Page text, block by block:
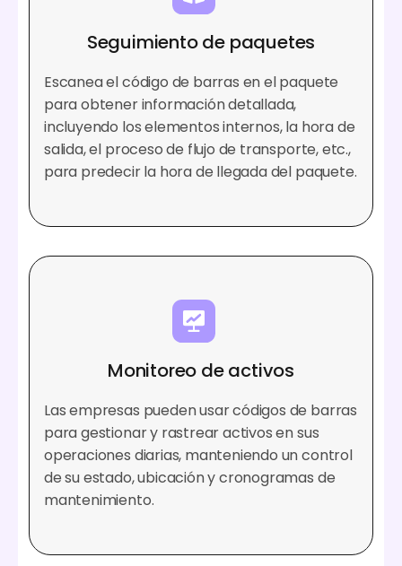
Seguimiento de paquetes
Escanea el código de barras en el paquete
para obtener información detallada,
incluyendo los elementos internos, la hora de
salida, el proceso de flujo de transporte, etc.,
para predecir la hora de llegada del paquete.
Monitoreo de activos
Las empresas pueden usar códigos de barras
para gestionar y rastrear activos en sus
operaciones diarias, manteniendo un control
de su estado, ubicación y cronogramas de
mantenimiento.